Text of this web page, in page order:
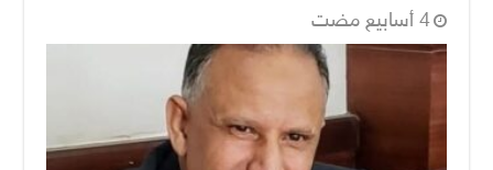
‏4 أسابيع مضت